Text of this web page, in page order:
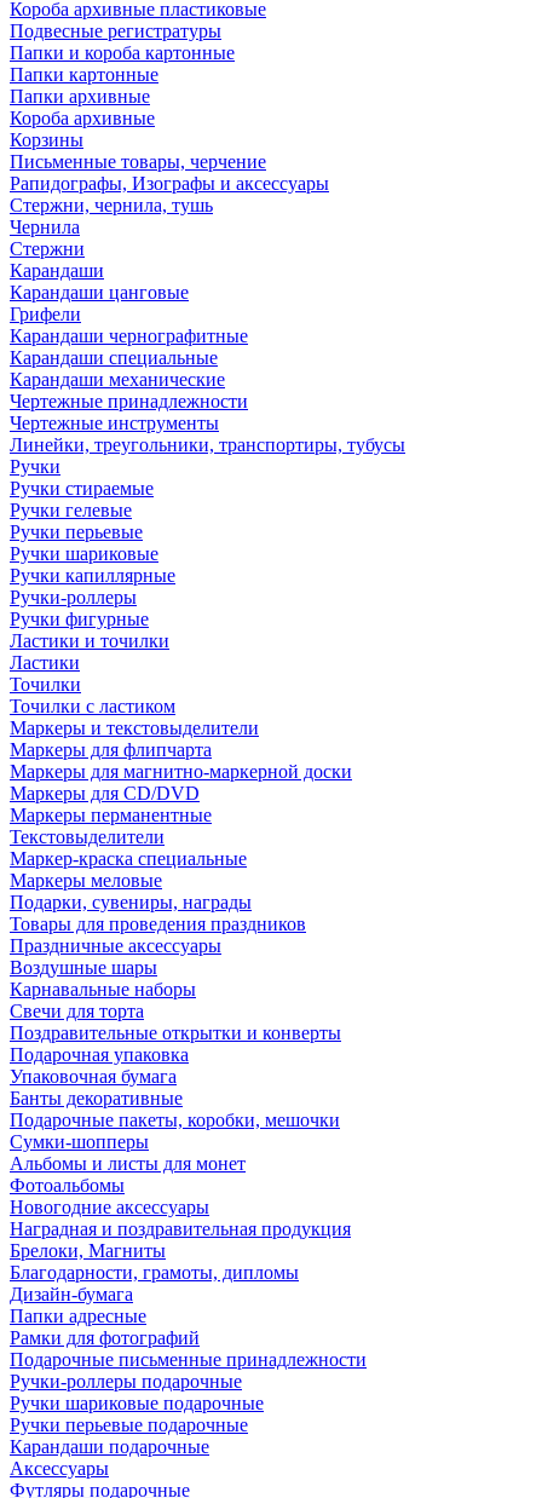
Короба архивные пластиковые
Подвесные регистратуры
Папки и короба картонные
Папки картонные
Папки архивные
Короба архивные
Корзины
Письменные товары, черчение
Рапидографы, Изографы и аксессуары
Стержни, чернила, тушь
Чернила
Стержни
Карандаши
Карандаши цанговые
Грифели
Карандаши чернографитные
Карандаши специальные
Карандаши механические
Чертежные принадлежности
Чертежные инструменты
Линейки, треугольники, транспортиры, тубусы
Ручки
Ручки стираемые
Ручки гелевые
Ручки перьевые
Ручки шариковые
Ручки капиллярные
Ручки-роллеры
Ручки фигурные
Ластики и точилки
Ластики
Точилки
Точилки с ластиком
Маркеры и текстовыделители
Маркеры для флипчарта
Маркеры для магнитно-маркерной доски
Маркеры для CD/DVD
Маркеры перманентные
Текстовыделители
Маркер-краска специальные
Маркеры меловые
Подарки, сувениры, награды
Товары для проведения праздников
Праздничные аксессуары
Воздушные шары
Карнавальные наборы
Свечи для торта
Поздравительные открытки и конверты
Подарочная упаковка
Упаковочная бумага
Банты декоративные
Подарочные пакеты, коробки, мешочки
Сумки-шопперы
Альбомы и листы для монет
Фотоальбомы
Новогодние аксессуары
Наградная и поздравительная продукция
Брелоки, Магниты
Благодарности, грамоты, дипломы
Дизайн-бумага
Папки адресные
Рамки для фотографий
Подарочные письменные принадлежности
Ручки-роллеры подарочные
Ручки шариковые подарочные
Ручки перьевые подарочные
Карандаши подарочные
Аксессуары
Футляры подарочные